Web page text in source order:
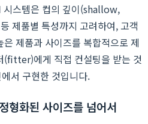
시스템은 컵의 깊이(shallow,
제품별 특성까지 고려하여, 고객
제품과 사이즈를 복합적으로 제
(fitter)에게 직접 컨설팅을 받는 것
서 구현한 것입니다.
형화된 사이즈를 넘어서